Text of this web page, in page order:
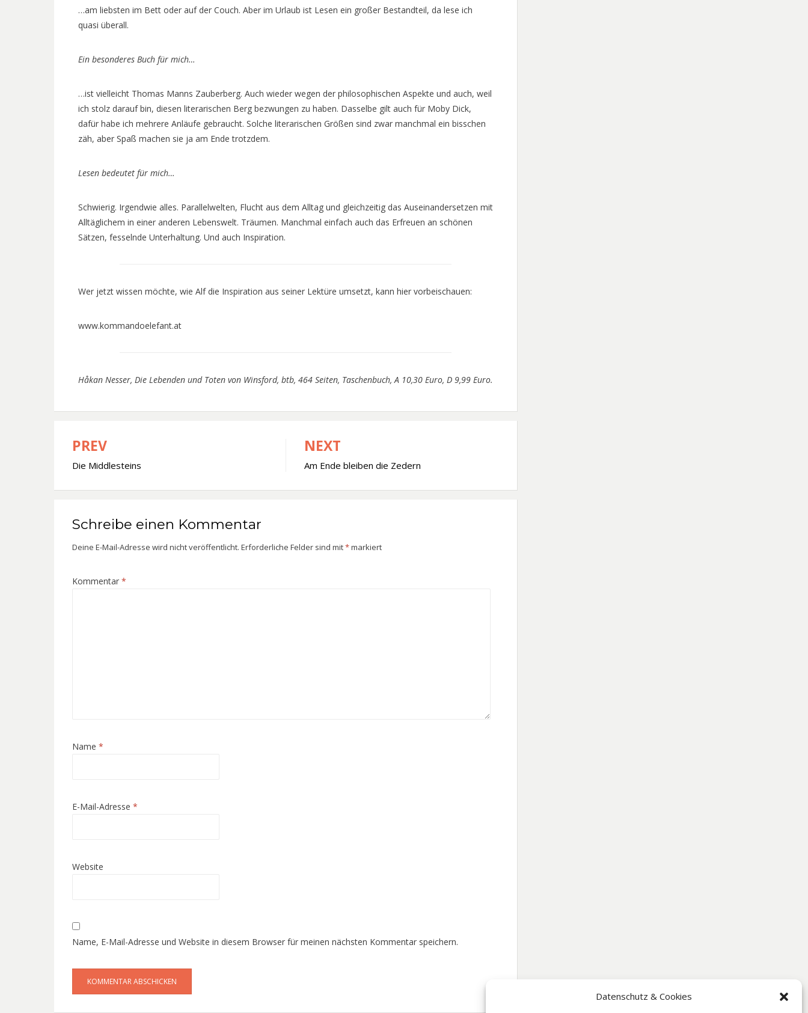
Datenschutz & Cookies
…am liebsten im Bett oder auf der Couch. Aber im Urlaub ist Lesen ein großer Bestandteil, da lese ich
quasi überall.
Ein besonderes Buch für mich…
…ist vielleicht Thomas Manns Zauberberg. Auch wieder wegen der philosophischen Aspekte und auch, weil
ich stolz darauf bin, diesen literarischen Berg bezwungen zu haben. Dasselbe gilt auch für Moby Dick,
dafür habe ich mehrere Anläufe gebraucht. Solche literarischen Größen sind zwar manchmal ein bisschen
zäh, aber Spaß machen sie ja am Ende trotzdem.
Lesen bedeutet für mich…
Schwierig. Irgendwie alles. Parallelwelten, Flucht aus dem Alltag und gleichzeitig das Auseinandersetzen mit
Alltäglichem in einer anderen Lebenswelt. Träumen. Manchmal einfach auch das Erfreuen an schönen
Sätzen, fesselnde Unterhaltung. Und auch Inspiration.
Wer jetzt wissen möchte, wie Alf die Inspiration aus seiner Lektüre umsetzt, kann hier vorbeischauen:
www.kommandoelefant.at
Håkan Nesser, Die Lebenden und Toten von Winsford, btb, 464 Seiten, Taschenbuch, A 10,30 Euro, D 9,99 Euro.
Beitragsnavigation
PREV
Die Middlesteins
NEXT
Am Ende bleiben die Zedern
Schreibe einen Kommentar
Deine E-Mail-Adresse wird nicht veröffentlicht. Erforderliche Felder sind mit*markiert
Kommentar *
Name *
E-Mail-Adresse *
Website
Name, E-Mail-Adresse und Website in diesem Browser für meinen nächsten Kommentar speichern.